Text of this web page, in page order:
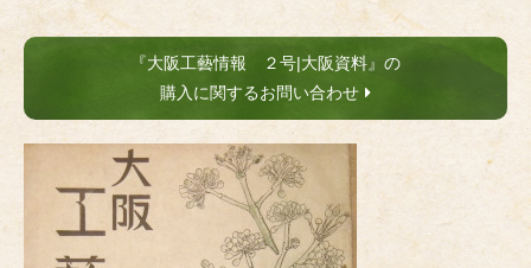
『大阪工藝情報 ２号|大阪資料』の
購入に関するお問い合わせ